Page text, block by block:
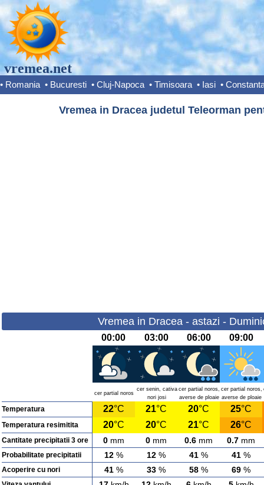
vremea.net
• Romania • Bucuresti • Cluj-Napoca • Timisoara • Iasi •
Vremea in Dracea judetul Teleorman
Vremea in Dracea - astazi -
00:00 03:00 06:00 09:00
cer partial noros
cer senin, cativa
nori josi
cer partial noros,
averse de ploaie
cer partial noros,
averse de ploaie
Temperatura 22°C 21°C 20°C 25°C
Temperatura resimitita 20°C 20°C 21°C 26°C
Cantitate precipitatii 3 ore 0 mm 0 mm 0.6 mm 0.7 mm
Probabilitate precipitatii 12 % 12 % 41 % 41 %
Acoperire cu nori 41 % 33 % 58 % 69 %